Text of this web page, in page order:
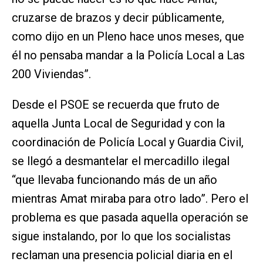
cruzarse de brazos y decir públicamente,
como dijo en un Pleno hace unos meses, que
él no pensaba mandar a la Policía Local a Las
200 Viviendas”.
Desde el PSOE se recuerda que fruto de
aquella Junta Local de Seguridad y con la
coordinación de Policía Local y Guardia Civil,
se llegó a desmantelar el mercadillo ilegal
“que llevaba funcionando más de un año
mientras Amat miraba para otro lado”. Pero el
problema es que pasada aquella operación se
sigue instalando, por lo que los socialistas
reclaman una presencia policial diaria en el